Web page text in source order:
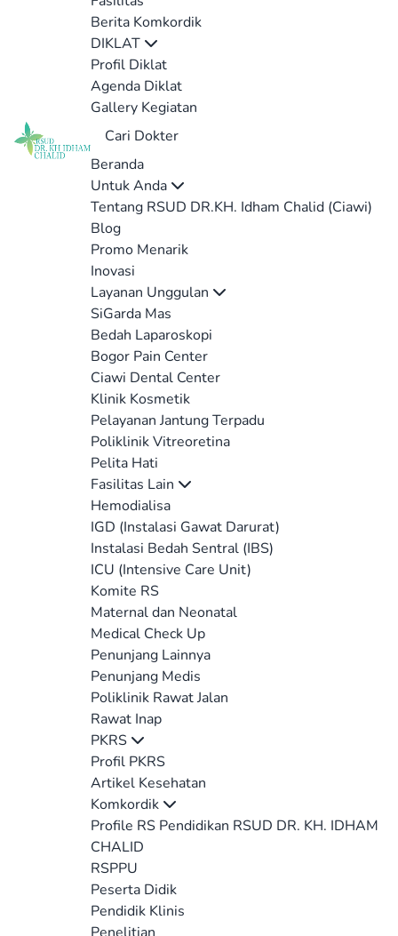
Berita Komkordik
DIKLAT
Profil Diklat
Agenda Diklat
Gallery Kegiatan
Cari Dokter
Beranda
Untuk Anda
Tentang RSUD DR.KH. Idham Chalid (Ciawi)
Blog
Promo Menarik
Inovasi
Layanan Unggulan
SiGarda Mas
Bedah Laparoskopi
Bogor Pain Center
Ciawi Dental Center
Klinik Kosmetik
Pelayanan Jantung Terpadu
Poliklinik Vitreoretina
Pelita Hati
Fasilitas Lain
Hemodialisa
IGD (Instalasi Gawat Darurat)
Instalasi Bedah Sentral (IBS)
ICU (Intensive Care Unit)
Komite RS
Maternal dan Neonatal
Medical Check Up
Penunjang Lainnya
Penunjang Medis
Poliklinik Rawat Jalan
Rawat Inap
PKRS
Profil PKRS
Artikel Kesehatan
Komkordik
Profile RS Pendidikan RSUD DR. KH. IDHAM
CHALID
RSPPU
Peserta Didik
Pendidik Klinis